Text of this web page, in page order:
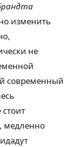
изменить
не
современный
медленно